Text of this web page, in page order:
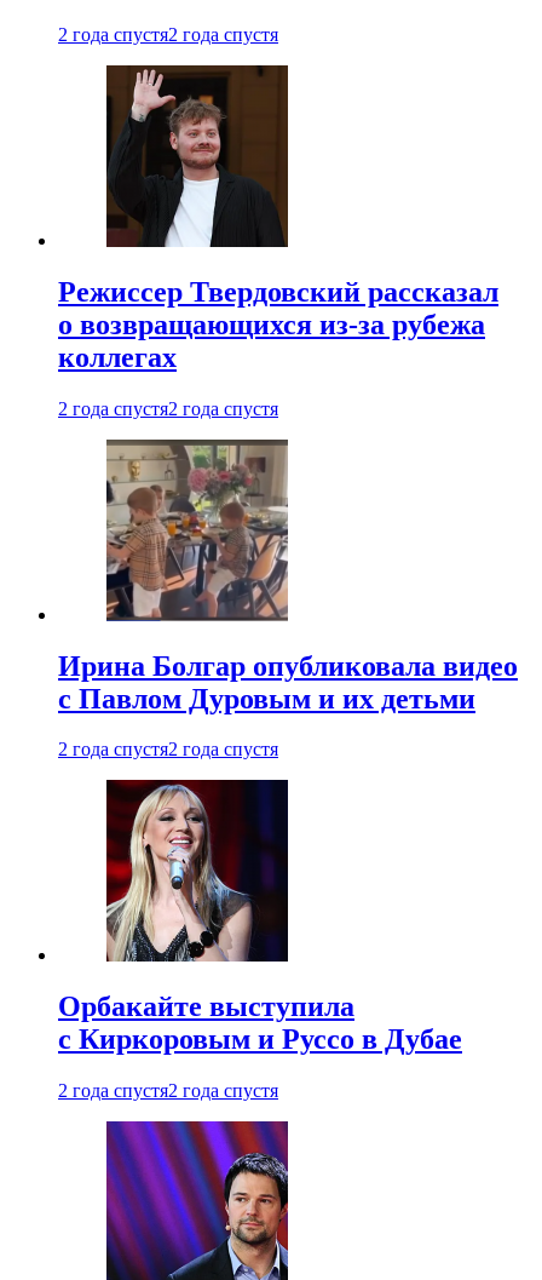
2 года спустя2 года спустя
Режиссер Твердовский рассказал
о возвращающихся из-за рубежа
коллегах
2 года спустя2 года спустя
Ирина Болгар опубликовала видео
с Павлом Дуровым и их детьми
2 года спустя2 года спустя
Орбакайте выступила
с Киркоровым и Руссо в Дубае
2 года спустя2 года спустя